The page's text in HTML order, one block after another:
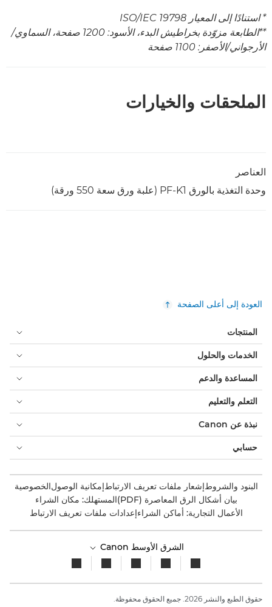
* استنادًا إلى المعيار ISO/IEC 19798
**الطابعة مزوّدة بخراطيش البدء، الأسود: 1200 صفحة، السماوي/
الأرجواني/الأصفر: 1100 صفحة
الملحقات والخيارات
العناصر
وحدة التغذية بالورق PF-K1 (علبة ورق سعة 550 ورقة)
العودة إلى أعلى الصفحة
المنتجات
الخدمات والحلول
المساعدة والدعم
التعلم والتعليم
نبذة عن Canon
حسابي
البنود والشروطإشعار ملفات تعريف الارتباطإمكانية الوصولالخصوصية
بيان أشكال الرق المعاصرة (PDF)
المستهلك: مكان الشراء
الأعمال التجارية: أماكن الشراءإعدادات ملفات تعريف الارتباط
الشرق الأوسط Canon
حقوق الطبع والنشر 2026. جميع الحقوق محفوظة.